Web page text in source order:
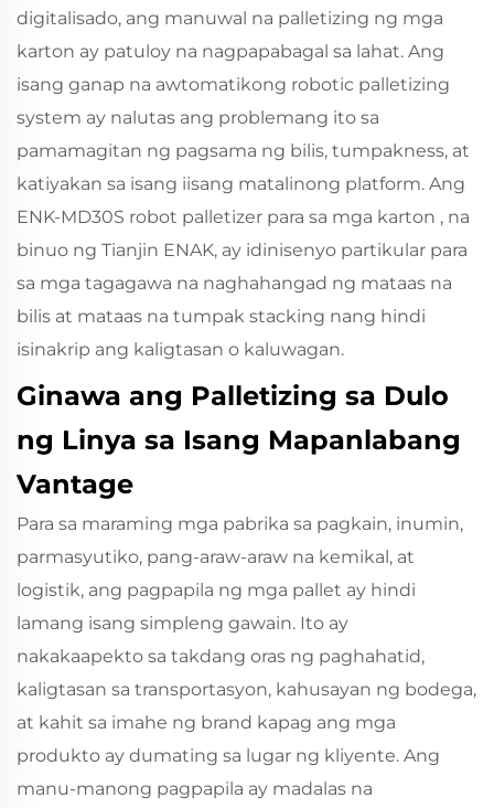
digitalisado, ang manuwal na palletizing ng mga
karton ay patuloy na nagpapabagal sa lahat. Ang
isang ganap na awtomatikong robotic palletizing
system ay nalutas ang problemang ito sa
pamamagitan ng pagsama ng bilis, tumpakness, at
katiyakan sa isang iisang matalinong platform. Ang
ENK‑MD30S robot palletizer para sa mga karton , na
binuo ng Tianjin ENAK, ay idinisenyo partikular para
sa mga tagagawa na naghahangad ng mataas na
bilis at mataas na tumpak stacking nang hindi
isinakrip ang kaligtasan o kaluwagan.
Ginawa ang Palletizing sa Dulo
ng Linya sa Isang Mapanlabang
Vantage
Para sa maraming mga pabrika sa pagkain, inumin,
parmasyutiko, pang-araw-araw na kemikal, at
logistik, ang pagpapila ng mga pallet ay hindi
lamang isang simpleng gawain. Ito ay
nakakaapekto sa takdang oras ng paghahatid,
kaligtasan sa transportasyon, kahusayan ng bodega,
at kahit sa imahe ng brand kapag ang mga
produkto ay dumating sa lugar ng kliyente. Ang
manu-manong pagpapila ay madalas na